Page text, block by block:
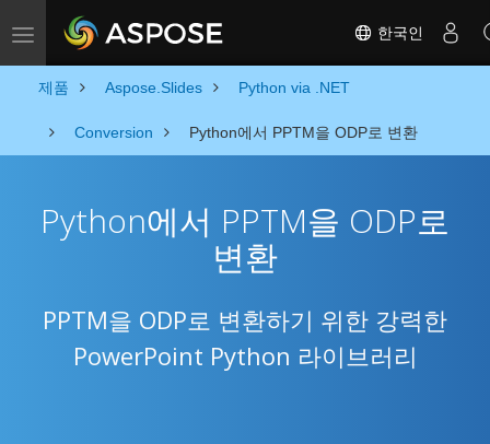
Toggle navigation 한국인
제품 Aspose.Slides Python via .NET
Conversion Python에서 PPTM을 ODP로 변환
Python에서 PPTM을 ODP로
변환
PPTM을 ODP로 변환하기 위한 강력한
PowerPoint Python 라이브러리